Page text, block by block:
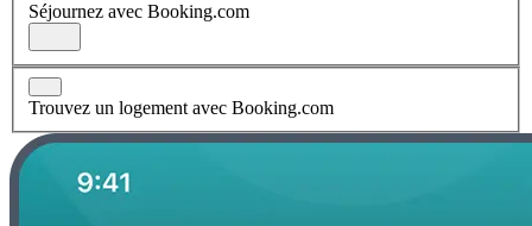
Séjournez avec Booking.com
Trouvez un logement avec Booking.com